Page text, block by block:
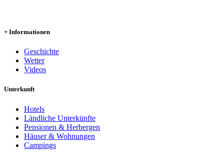
+ Informationen
Geschichte
Wetter
Videos
Unterkunft
Hotels
Ländliche Unterkünfte
Pensionen & Herbergen
Häuser & Wohnungen
Campings